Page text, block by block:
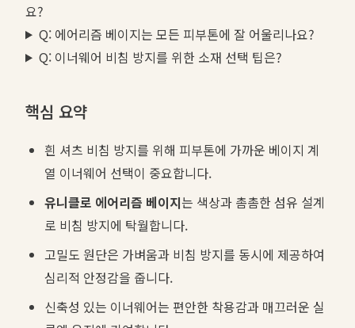
요?
Q: 에어리즘 베이지는 모든 피부톤에 잘 어울리나요?
Q: 이너웨어 비침 방지를 위한 소재 선택 팁은?
핵심 요약
흰 셔츠 비침 방지를 위해 피부톤에 가까운 베이지 계
열 이너웨어 선택이 중요합니다.
유니클로 에어리즘 베이지는 색상과 촘촘한 섬유 설계
로 비침 방지에 탁월합니다.
고밀도 원단은 가벼움과 비침 방지를 동시에 제공하여
심리적 안정감을 줍니다.
신축성 있는 이너웨어는 편안한 착용감과 매끄러운 실